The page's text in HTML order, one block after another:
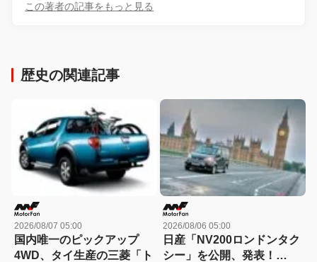
この著者の記事をもっと見る
歴史の関連記事
2026/08/07 05:00
国内唯一のピックアップ
4WD、タイ生産の三菱「ト
2026/08/06 05:00
日産「NV200ロンドンタク
シー」を公開、発表！…